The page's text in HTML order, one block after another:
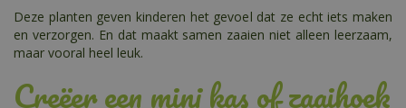
Deze planten geven kinderen het gevoel dat ze echt iets maken
en verzorgen. En dat maakt samen zaaien niet alleen leerzaam,
maar vooral heel leuk.
Creëer een mini kas of zaaihoek